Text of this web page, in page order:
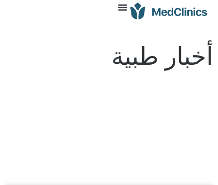
أخبار طبية